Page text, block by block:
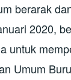
berarak
2020,
untuk
Umum